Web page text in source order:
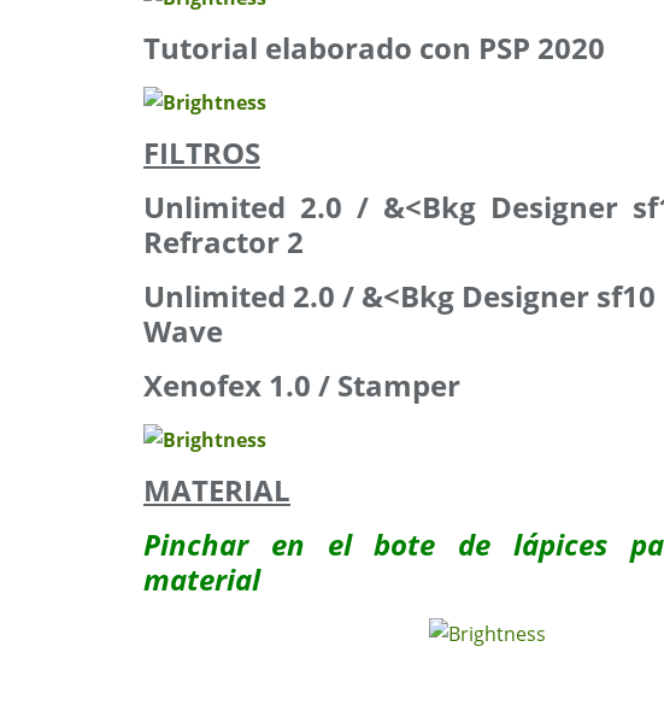
Tutorial elaborado con PSP 2020
FILTROS
Unlimited 2.0 / &<Bkg Designer
Refractor 2
Unlimited 2.0 / &<Bkg Designer sf10
Wave
Xenofex 1.0 / Stamper
MATERIAL
Pinchar en el bote de lápices
material